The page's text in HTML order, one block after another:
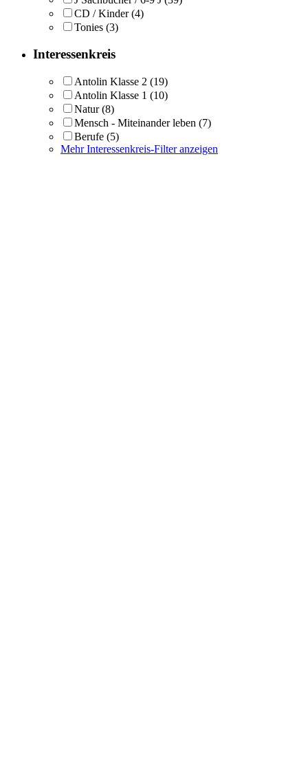
CD / Kinder (4)
Tonies (3)
Interessenkreis
Antolin Klasse 2 (19)
Antolin Klasse 1 (10)
Natur (8)
Mensch - Miteinander leben (7)
Berufe (5)
Mehr Interessenkreis-Filter anzeigen